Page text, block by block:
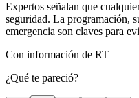
Expertos señalan que
seguridad. La programación,
emergencia son claves para
Con información de RT
¿Qué te pareció?